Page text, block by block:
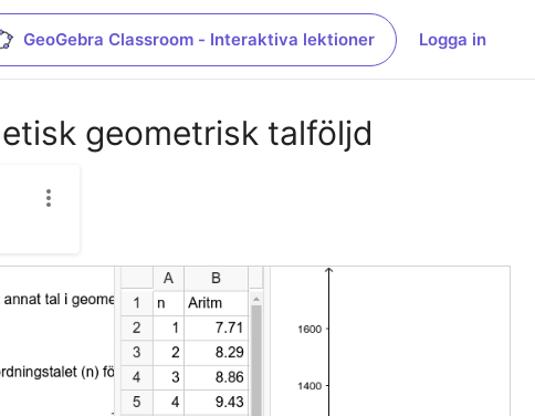
GeoGebra Classroom - Interaktiva lektioner Logga in
geometrisk talföljd